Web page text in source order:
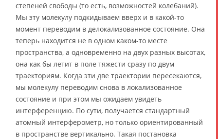
степеней свободы (то есть, возможностей колебаний).
Мы эту молекулу подкидываем вверх и в какой-то
момент переводим в делокализованное состояние. Она
теперь находится не в одном каком-то месте
пространства, а одновременно на двух разных высотах,
она как бы летит в поле тяжести сразу по двум
траекториям. Когда эти две траектории пересекаются,
мы молекулу переводим снова в локализованное
состояние и при этом мы ожидаем увидеть
интерференцию. По сути, получается стандартный
атомный интерферометр, но только ориентированный
в пространстве вертикально. Такая постановка